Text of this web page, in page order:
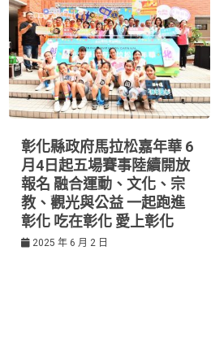
彰化縣政府馬拉松嘉年華 6
月4日起五場賽事陸續開放
報名 融合運動、文化、宗
教、觀光與公益 一起跑進
彰化 吃在彰化 愛上彰化
2025 年 6 月 2 日